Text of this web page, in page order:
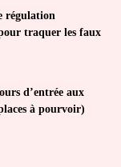
régulation
traquer les faux
d’entrée aux
à pourvoir)